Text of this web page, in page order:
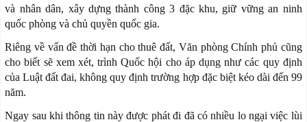
và nhân dân, xây dựng thành công 3 đặc khu, giữ vững an ninh
quốc phòng và chủ quyền quốc gia.
Riêng về vấn đề thời hạn cho thuê đất, Văn phòng Chính phủ cũng
cho biết sẽ xem xét, trình Quốc hội cho áp dụng như các quy định
của Luật đất đai, không quy định trường hợp đặc biệt kéo dài đến 99
năm.
Ngay sau khi thông tin này được phát đi đã có nhiều lo ngại việc lùi